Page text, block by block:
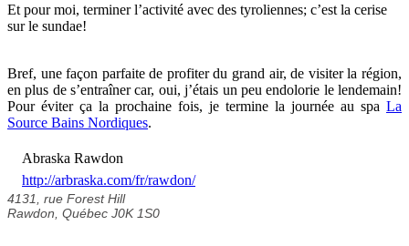
Et pour moi, terminer l’activité avec des tyroliennes; c’est la cerise
sur le sundae!
Bref, une façon parfaite de profiter du grand air, de visiter la région,
en plus de s’entraîner car, oui, j’étais un peu endolorie le lendemain!
Pour éviter ça la prochaine fois, je termine la journée au spa La
Source Bains Nordiques.
Abraska Rawdon
http://arbraska.com/fr/rawdon/
4131, rue Forest Hill
Rawdon, Québec J0K 1S0